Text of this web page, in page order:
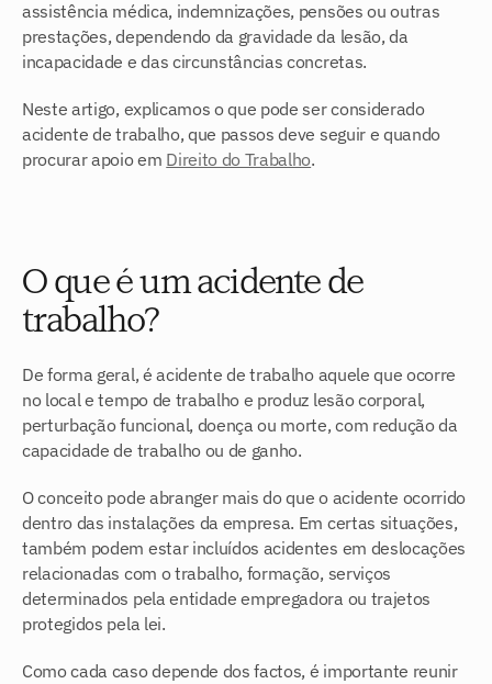
assistência médica, indemnizações, pensões ou outras
prestações, dependendo da gravidade da lesão, da
incapacidade e das circunstâncias concretas.
Neste artigo, explicamos o que pode ser considerado
acidente de trabalho, que passos deve seguir e quando
procurar apoio em Direito do Trabalho.
O que é um acidente de
trabalho?
De forma geral, é acidente de trabalho aquele que ocorre
no local e tempo de trabalho e produz lesão corporal,
perturbação funcional, doença ou morte, com redução da
capacidade de trabalho ou de ganho.
O conceito pode abranger mais do que o acidente ocorrido
dentro das instalações da empresa. Em certas situações,
também podem estar incluídos acidentes em deslocações
relacionadas com o trabalho, formação, serviços
determinados pela entidade empregadora ou trajetos
protegidos pela lei.
Como cada caso depende dos factos, é importante reunir